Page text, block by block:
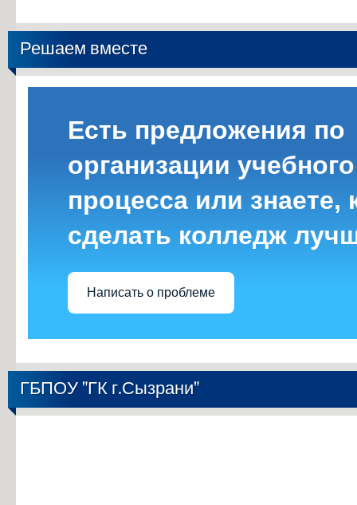
Решаем вместе
Есть предложения по
организации учебного
процесса или знаете,
сделать колледж
Написать о проблеме
ГБПОУ "ГК г.Сызрани"